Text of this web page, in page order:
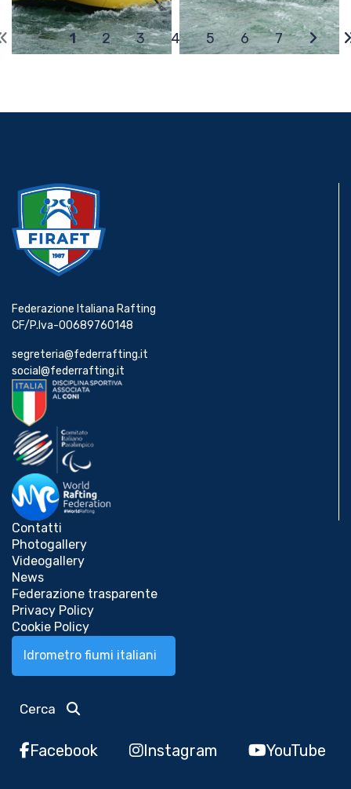
1 2 3 4 5 6 7
Federazione Italiana Rafting
CF/P.Iva-00689760148
segreteria@federrafting.it
social@federrafting.it
Contatti
Photogallery
Videogallery
News
Federazione trasparente
Privacy Policy
Cookie Policy
Idrometro fiumi italiani
Cerca
Facebook Instagram YouTube